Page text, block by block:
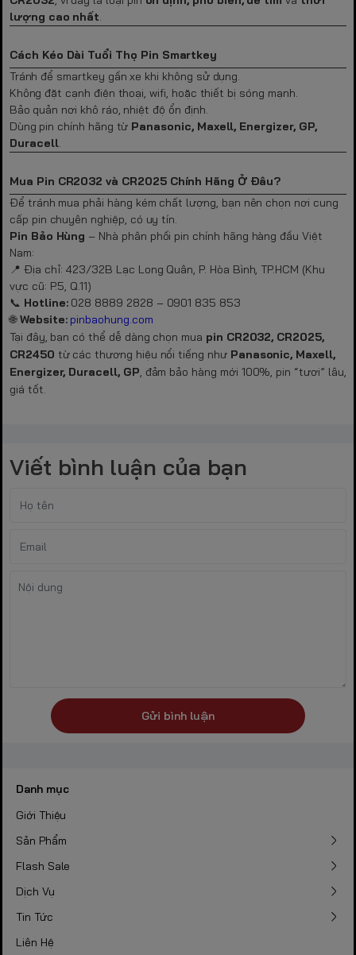
lượng cao nhất.
Cách Kéo Dài Tuổi Thọ Pin Smartkey
Tránh để smartkey gần xe khi không sử dụng.
Không đặt cạnh điện thoại, wifi, hoặc thiết bị sóng mạnh.
Bảo quản nơi khô ráo, nhiệt độ ổn định.
Dùng pin chính hãng từ Panasonic, Maxell, Energizer, GP,
Duracell.
Mua Pin CR2032 và CR2025 Chính Hãng Ở Đâu?
Để tránh mua phải hàng kém chất lượng, bạn nên chọn nơi cung
cấp pin chuyên nghiệp, có uy tín.
Pin Bảo Hùng – Nhà phân phối pin chính hãng hàng đầu Việt
Nam:
📍 Địa chỉ: 423/32B Lạc Long Quân, P. Hòa Bình, TP.HCM (Khu
vực cũ: P.5, Q.11)
📞 Hotline:028 8889 2828 – 0901 835 853
🌐 Website: pinbaohung.com
Tại đây, bạn có thể dễ dàng chọn mua pin CR2032, CR2025,
CR2450 từ các thương hiệu nổi tiếng như Panasonic, Maxell,
Energizer, Duracell, GP, đảm bảo hàng mới 100%, pin “tươi” lâu,
giá tốt.
Viết bình luận của bạn
Gửi bình luận
Danh mục
Giới Thiệu
Sản Phẩm
Flash Sale
Dịch Vụ
Tin Tức
Liên Hệ